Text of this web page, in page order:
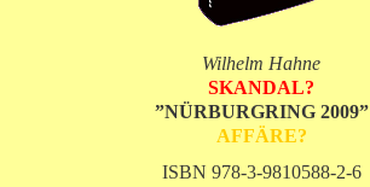
Wilhelm Hahne
SKANDAL?
”NÜRBURGRING 2009”
AFFÄRE?
ISBN 978-3-9810588-2-6